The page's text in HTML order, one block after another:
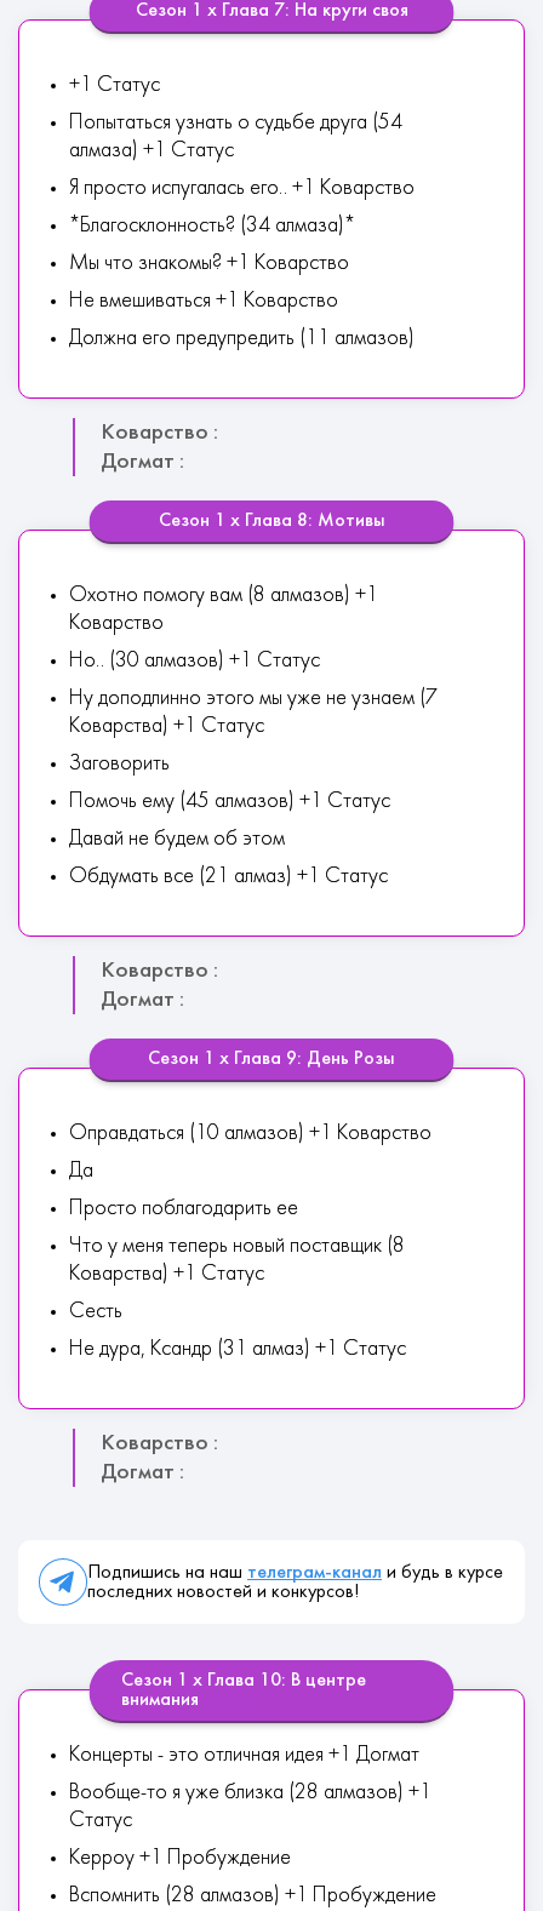
Сезон 1 х Глава 7: На круги своя
+1 Статус
Попытаться узнать о судьбе друга (54
алмаза) +1 Статус
Я просто испугалась его.. +1 Коварство
*Благосклонность? (34 алмаза)*
Мы что знакомы? +1 Коварство
Не вмешиваться +1 Коварство
Должна его предупредить (11 алмазов)
Коварство :
Догмат :
Сезон 1 х Глава 8: Мотивы
Охотно помогу вам (8 алмазов) +1
Коварство
Но.. (30 алмазов) +1 Статус
Ну доподлинно этого мы уже не узнаем (7
Коварства) +1 Статус
Заговорить
Помочь ему (45 алмазов) +1 Статус
Давай не будем об этом
Обдумать все (21 алмаз) +1 Статус
Коварство :
Догмат :
Сезон 1 х Глава 9: День Розы
Оправдаться (10 алмазов) +1 Коварство
Да
Просто поблагодарить ее
Что у меня теперь новый поставщик (8
Коварства) +1 Статус
Сесть
Не дура, Ксандр (31 алмаз) +1 Статус
Коварство :
Догмат :
Подпишись на наш телеграм-канал и будь в курсе
последних новостей и конкурсов!
Сезон 1 х Глава 10: В центре
внимания
Концерты - это отличная идея +1 Догмат
Вообще-то я уже близка (28 алмазов) +1
Статус
Керроу +1 Пробуждение
Вспомнить (28 алмазов) +1 Пробуждение